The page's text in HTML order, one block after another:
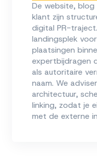
De website,
klant zijn
digital PR-
landingsplek
plaatsingen
expertbijdragen
als autoritaire
naam. We
architectuur,
linking, zodat je
met de externe